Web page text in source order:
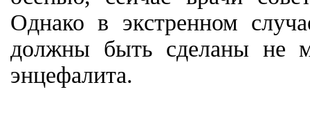
Однако в экстренном
должны быть сделаны не
энцефалита.